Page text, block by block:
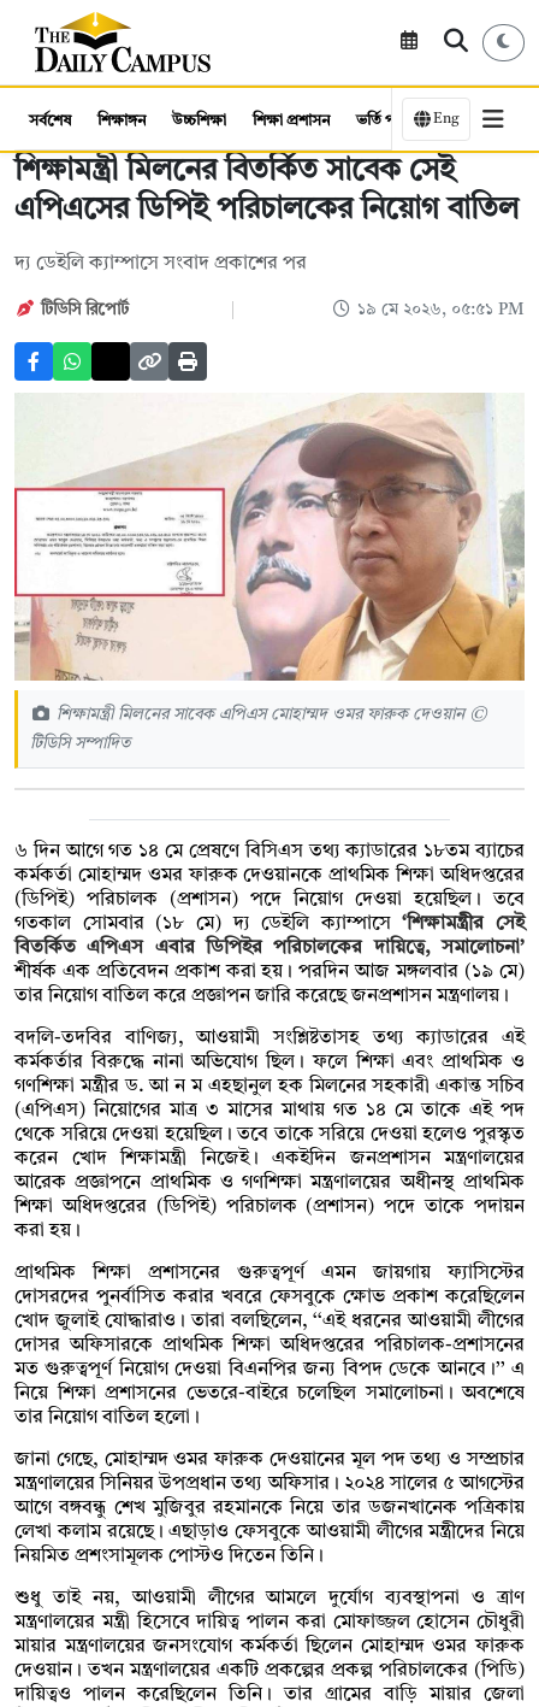
সর্বশেষ শিক্ষাঙ্গন উচ্চশিক্ষা শিক্ষা প্রশাসন ভর্তি পরীক্ষা কর্মসংস্থান
Eng
শিক্ষামন্ত্রী মিলনের বিতর্কিত সাবেক সেই
এপিএসের ডিপিই পরিচালকের নিয়োগ বাতিল
দ্য ডেইলি ক্যাম্পাসে সংবাদ প্রকাশের পর
টিডিসি রিপোর্ট ১৯ মে ২০২৬, ০৫:৫১ PM
শিক্ষামন্ত্রী মিলনের সাবেক এপিএস মোহাম্মদ ওমর ফারুক দেওয়ান ©
টিডিসি সম্পাদিত
৬ দিন আগে গত ১৪ মে প্রেষণে বিসিএস তথ্য ক্যাডারের ১৮তম ব্যাচের
কর্মকর্তা মোহাম্মদ ওমর ফারুক দেওয়ানকে প্রাথমিক শিক্ষা অধিদপ্তরের
(ডিপিই) পরিচালক (প্রশাসন) পদে নিয়োগ দেওয়া হয়েছিল। তবে
গতকাল সোমবার (১৮ মে) দ্য ডেইলি ক্যাম্পাসে‘শিক্ষামন্ত্রীর সেই
বিতর্কিত এপিএস এবার ডিপিইর পরিচালকের দায়িত্বে, সমালোচনা’
শীর্ষক এক প্রতিবেদন প্রকাশ করা হয়। পরদিন আজ মঙ্গলবার (১৯ মে)
তার নিয়োগ বাতিল করে প্রজ্ঞাপন জারি করেছে জনপ্রশাসন মন্ত্রণালয়।
বদলি-তদবির বাণিজ্য, আওয়ামী সংশ্লিষ্টতাসহ তথ্য ক্যাডারের এই
কর্মকর্তার বিরুদ্ধে নানা অভিযোগ ছিল। ফলে শিক্ষা এবং প্রাথমিক ও
গণশিক্ষা মন্ত্রীর ড. আ ন ম এহছানুল হক মিলনের সহকারী একান্ত সচিব
(এপিএস) নিয়োগের মাত্র ৩ মাসের মাথায় গত ১৪ মে তাকে এই পদ
থেকে সরিয়ে দেওয়া হয়েছিল। তবে তাকে সরিয়ে দেওয়া হলেও পুরস্কৃত
করেন খোদ শিক্ষামন্ত্রী নিজেই। একইদিন জনপ্রশাসন মন্ত্রণালয়ের
আরেক প্রজ্ঞাপনে প্রাথমিক ও গণশিক্ষা মন্ত্রণালয়ের অধীনস্থ প্রাথমিক
শিক্ষা অধিদপ্তরের (ডিপিই) পরিচালক (প্রশাসন) পদে তাকে পদায়ন
করা হয়।
প্রাথমিক শিক্ষা প্রশাসনের গুরুত্বপূর্ণ এমন জায়গায় ফ্যাসিস্টের
দোসরদের পুনর্বাসিত করার খবরে ফেসবুকে ক্ষোভ প্রকাশ করেছিলেন
খোদ জুলাই যোদ্ধারাও। তারা বলছিলেন, ‘‘এই ধরনের আওয়ামী লীগের
দোসর অফিসারকে প্রাথমিক শিক্ষা অধিদপ্তরের পরিচালক-প্রশাসনের
মত গুরুত্বপূর্ণ নিয়োগ দেওয়া বিএনপির জন্য বিপদ ডেকে আনবে।’’ এ
নিয়ে শিক্ষা প্রশাসনের ভেতরে-বাইরে চলেছিল সমালোচনা। অবশেষে
তার নিয়োগ বাতিল হলো।
জানা গেছে, মোহাম্মদ ওমর ফারুক দেওয়ানের মূল পদ তথ্য ও সম্প্রচার
মন্ত্রণালয়ের সিনিয়র উপপ্রধান তথ্য অফিসার। ২০২৪ সালের ৫ আগস্টের
আগে বঙ্গবন্ধু শেখ মুজিবুর রহমানকে নিয়ে তার ডজনখানেক পত্রিকায়
লেখা কলাম রয়েছে। এছাড়াও ফেসবুকে আওয়ামী লীগের মন্ত্রীদের নিয়ে
নিয়মিত প্রশংসামূলক পোস্টও দিতেন তিনি।
শুধু তাই নয়, আওয়ামী লীগের আমলে দুর্যোগ ব্যবস্থাপনা ও ত্রাণ
মন্ত্রণালয়ের মন্ত্রী হিসেবে দায়িত্ব পালন করা মোফাজ্জল হোসেন চৌধুরী
মায়ার মন্ত্রণালয়ের জনসংযোগ কর্মকর্তা ছিলেন মোহাম্মদ ওমর ফারুক
দেওয়ান। তখন মন্ত্রণালয়ের একটি প্রকল্পের প্রকল্প পরিচালকের (পিডি)
দায়িত্বও পালন করেছিলেন তিনি। তার গ্রামের বাড়ি মায়ার জেলা